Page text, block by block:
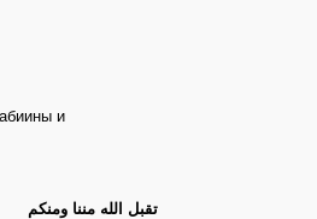
и
تقبل الله مننا ومنكم